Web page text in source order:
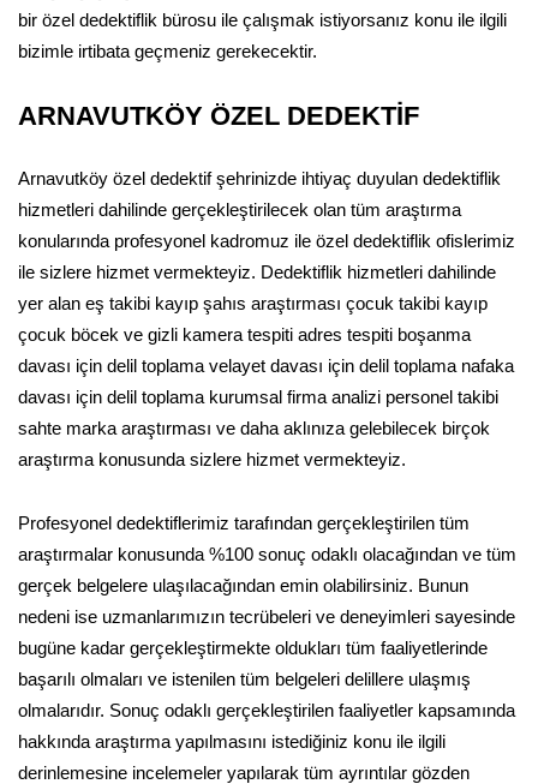
bir özel dedektiflik bürosu ile çalışmak istiyorsanız konu ile ilgili
bizimle irtibata geçmeniz gerekecektir.
ARNAVUTKÖY ÖZEL DEDEKTİF
Arnavutköy özel dedektif şehrinizde ihtiyaç duyulan dedektiflik
hizmetleri dahilinde gerçekleştirilecek olan tüm araştırma
konularında profesyonel kadromuz ile özel dedektiflik ofislerimiz
ile sizlere hizmet vermekteyiz. Dedektiflik hizmetleri dahilinde
yer alan eş takibi kayıp şahıs araştırması çocuk takibi kayıp
çocuk böcek ve gizli kamera tespiti adres tespiti boşanma
davası için delil toplama velayet davası için delil toplama nafaka
davası için delil toplama kurumsal firma analizi personel takibi
sahte marka araştırması ve daha aklınıza gelebilecek birçok
araştırma konusunda sizlere hizmet vermekteyiz.
Profesyonel dedektiflerimiz tarafından gerçekleştirilen tüm
araştırmalar konusunda %100 sonuç odaklı olacağından ve tüm
gerçek belgelere ulaşılacağından emin olabilirsiniz. Bunun
nedeni ise uzmanlarımızın tecrübeleri ve deneyimleri sayesinde
bugüne kadar gerçekleştirmekte oldukları tüm faaliyetlerinde
başarılı olmaları ve istenilen tüm belgeleri delillere ulaşmış
olmalarıdır. Sonuç odaklı gerçekleştirilen faaliyetler kapsamında
hakkında araştırma yapılmasını istediğiniz konu ile ilgili
derinlemesine incelemeler yapılarak tüm ayrıntılar gözden